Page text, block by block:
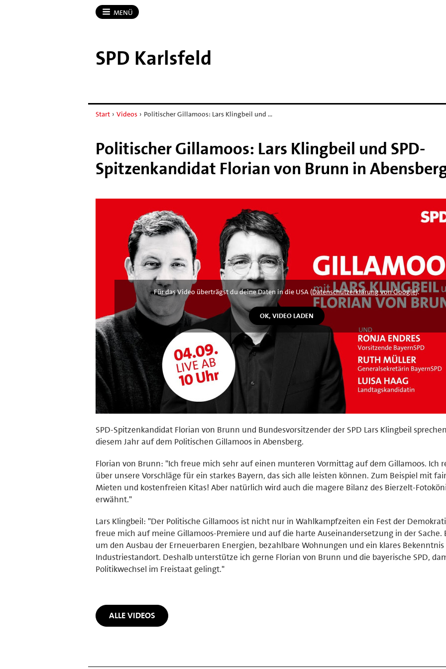
MENÜ
SPD Karlsfeld
Start › Videos › Politischer Gillamoos: Lars Klingbeil und …
Politischer Gillamoos: Lars Klingbeil und SPD-
Spitzenkandidat Florian von Brunn in
Für das Video überträgst du deine Daten in die USA (Datenschutzerklärung von Google).
SPD-Spitzenkandidat Florian von Brunn und Bundesvorsitzender der SPD Lars Klingbeil
diesem Jahr auf dem Politischen Gillamoos in Abensberg.
Florian von Brunn: "Ich freue mich sehr auf einen munteren Vormittag auf dem Gillamoos. Ich
über unsere Vorschläge für ein starkes Bayern, das sich alle leisten können. Zum Beispiel mit
Mieten und kostenfreien Kitas! Aber natürlich wird auch die magere Bilanz des Bierzelt-
erwähnt."
Lars Klingbeil: "Der Politische Gillamoos ist nicht nur in Wahlkampfzeiten ein Fest der
freue mich auf meine Gillamoos-Premiere und auf die harte Auseinandersetzung in der Sache.
um den Ausbau der Erneuerbaren Energien, bezahlbare Wohnungen und ein klares
Industriestandort. Deshalb unterstütze ich gerne Florian von Brunn und die bayerische SPD,
Politikwechsel im Freistaat gelingt."
ALLE VIDEOS